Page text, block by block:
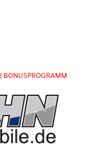
| BONUSPROGRAMM